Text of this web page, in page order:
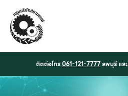
ติดต่อโทร061-121-7777ลพบุรี และ